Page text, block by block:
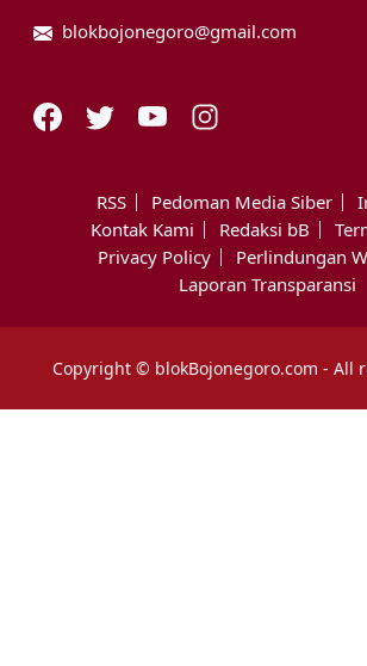
blokbojonegoro@gmail.com
RSS Pedoman Media Siber
Kontak Kami
Redaksi bB
Privacy Policy
Perlindungan
Laporan Transparansi
Copyright © blokBojonegoro.com - All